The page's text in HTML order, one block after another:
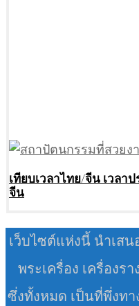
เทียบเวลาไทย/จีน เวลา
จีน
เว็บไซต์แห่งนี้ นำเส
พระเครื่อง เครื่องร
ซึ่งทั้งหมด เป็นที่พึ่งทา